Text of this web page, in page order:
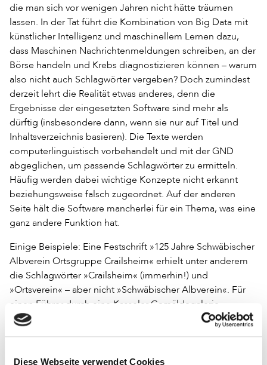
Diese Webseite verwendet Cookies
die man sich vor wenigen Jahren nicht hätte träumen
lassen. In der Tat führt die Kombination von Big Data mit
künstlicher Intelligenz und maschinellem Lernen dazu,
dass Maschinen Nachrichtenmeldungen schreiben, an der
Börse handeln und Krebs diagnostizieren können – warum
also nicht auch Schlagwörter vergeben? Doch zumindest
derzeit lehrt die Realität etwas anderes, denn die
Ergebnisse der eingesetzten Software sind mehr als
dürftig (insbesondere dann, wenn sie nur auf Titel und
Inhaltsverzeichnis basieren). Die Texte werden
computerlinguistisch vorbehandelt und mit der GND
abgeglichen, um passende Schlagwörter zu ermitteln.
Häufig werden dabei wichtige Konzepte nicht erkannt
beziehungsweise falsch zugeordnet. Auf der anderen
Seite hält die Software mancherlei für ein Thema, was eine
ganz andere Funktion hat.
Einige Beispiele: Eine Festschrift »125 Jahre Schwäbischer
Albverein Ortsgruppe Crailsheim« erhielt unter anderem
die Schlagwörter »Crailsheim« (immerhin!) und
»Ortsverein« – aber nicht »Schwäbischer Albverein«. Für
einen Führer durch eine Kasseler Gemäldegalerie
(»Provenienzgeschichten : Gemäldegalerie Alte Meister
»Spanisch«. Auch hier wurde die Körperschaft nicht